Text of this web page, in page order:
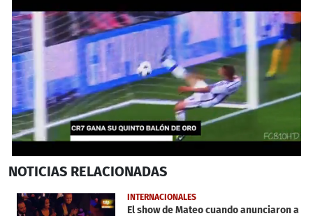
seconds
53
seconds
NOTICIAS RELACIONADAS
INTERNACIONALES
El show de Mateo cuando anunciaron a